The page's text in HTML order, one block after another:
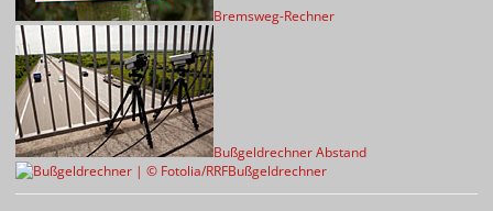
Bremsweg-Rechner
Bußgeldrechner Abstand
Bußgeldrechner